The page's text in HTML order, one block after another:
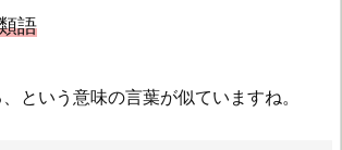
語
という意味の言葉が似ていますね。